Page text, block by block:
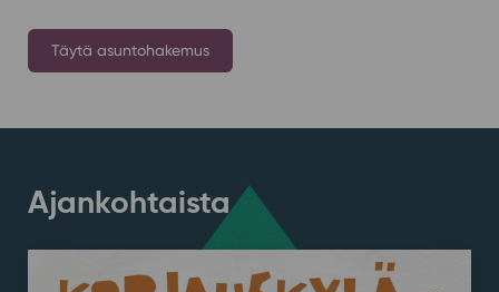
Täytä asuntohakemus
Ajankohtaista